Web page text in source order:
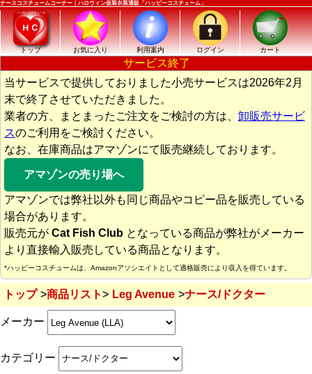
ナースコスチュームコーナー｜ハロウィン仮装衣装通販「ハッピーコスチューム」
トップ お気に入り 利用案内 ログイン カート
サービス終了
当サービスで提供しておりました小売サービスは2026年2月
末で終了させていただきました。
業者の方、まとまったご注文をご検討の方は、 卸販売サービ
スのご利用をご検討ください。
なお、在庫商品はアマゾンにて販売継続しております。
アマゾンの売り場へ
アマゾンでは弊社以外も同じ商品やコピー品を販売している
場合があります。
販売元が Cat Fish Club となっている商品が弊社がメーカー
より直接輸入販売している商品となります。
*ハッピーコスチュームは、Amazonアソシエイトとして適格販売により収入を得ています。
トップ 商品リスト Leg Avenue ナース/ドクター
メーカー
カテゴリー